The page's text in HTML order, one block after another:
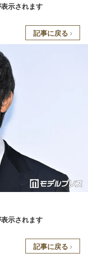
示されます
記事に戻る
示されます
記事に戻る